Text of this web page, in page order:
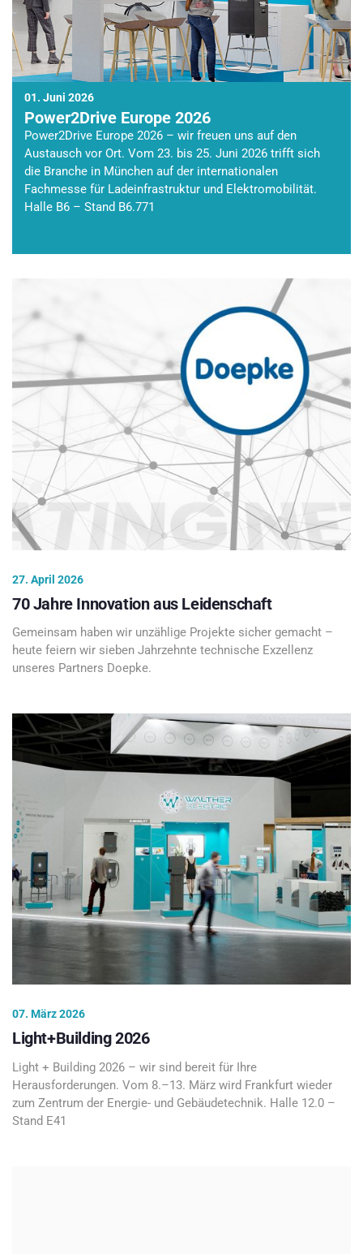
01. Juni 2026
Power2Drive Europe 2026
Power2Drive Europe 2026 – wir freuen uns auf den
Austausch vor Ort. Vom 23. bis 25. Juni 2026 trifft sich
die Branche in München auf der internationalen
Fachmesse für Ladeinfrastruktur und Elektromobilität.
Halle B6 – Stand B6.771
27. April 2026
70 Jahre Innovation aus Leidenschaft
Gemeinsam haben wir unzählige Projekte sicher gemacht –
heute feiern wir sieben Jahrzehnte technische Exzellenz
unseres Partners Doepke.
07. März 2026
Light+Building 2026
Light + Building 2026 – wir sind bereit für Ihre
Herausforderungen. Vom 8.–13. März wird Frankfurt wieder
zum Zentrum der Energie- und Gebäudetechnik. Halle 12.0 –
Stand E41